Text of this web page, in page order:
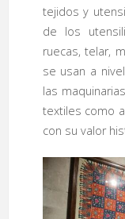
tejidos y
de los
ruecas, telar,
se usan a
las
textiles como
con su valor